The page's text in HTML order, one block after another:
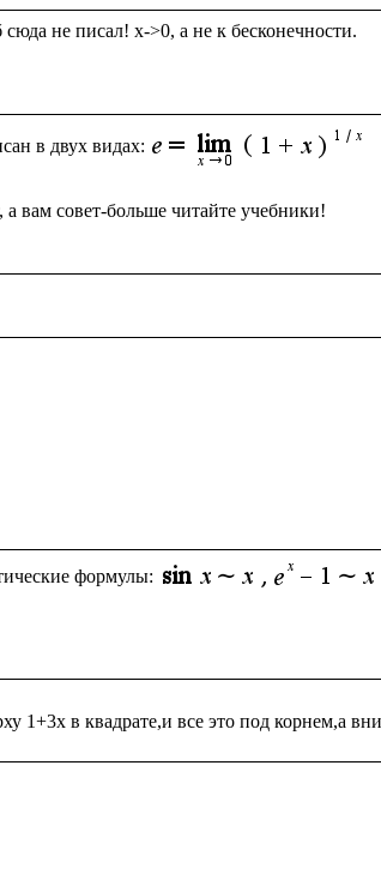
не писал! x->0, а не к бесконечности.
в двух видах:
формулы: